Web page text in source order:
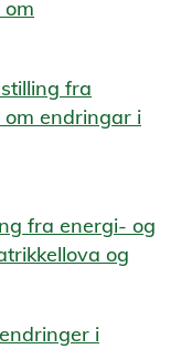
fra
om endringar i
fra energi- og
og
i